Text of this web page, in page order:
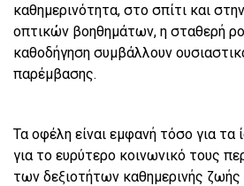
καθημερινότητα, στο σπίτι και
οπτικών βοηθημάτων, η σταθερή
καθοδήγηση συμβάλλουν
παρέμβασης.
Τα οφέλη είναι εμφανή τόσο για τα
για το ευρύτερο κοινωνικό τους
των δεξιοτήτων καθημερινής ζωής